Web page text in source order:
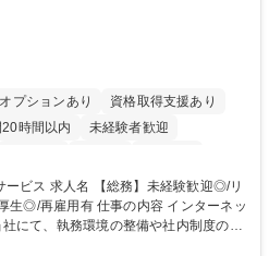
プションあり
資格取得支援あり
時間以内
未経験者歓迎
駅近5分以内 土日祝休み 服装自由
験歓迎◎/リ
の内容 インターネッ
にて、執務環境の整備や社内制度の検
を担当し、間接的に会社の生産性向上